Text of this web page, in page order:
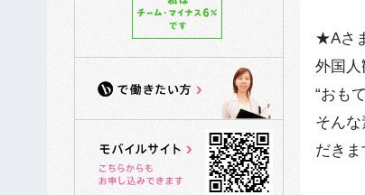
★Aさ
外国人
“おも
そん
だきま